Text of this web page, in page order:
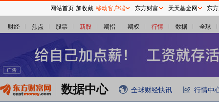
财经 焦点 股票 新股 期指 期权 行情 数据 全球
数据中心 全球财经快讯 行情中
网站首页 加收藏 移动客户端 东方财富 天天基金网 东